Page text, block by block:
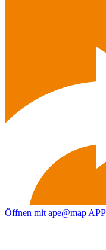
Öffnen mit ape@map APP